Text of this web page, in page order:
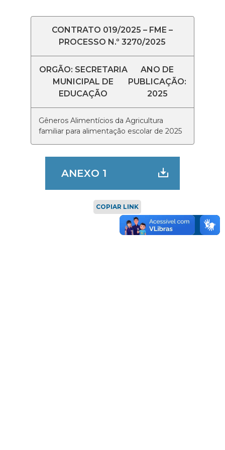
CONTRATO 019/2025 – FME –
PROCESSO N.º 3270/2025
ORGÃO: SECRETARIA
MUNICIPAL DE
EDUCAÇÃO
ANO DE
PUBLICAÇÃO:
2025
Gêneros Alimentícios da Agricultura
familiar para alimentação escolar de 2025
ANEXO 1
COPIAR LINK